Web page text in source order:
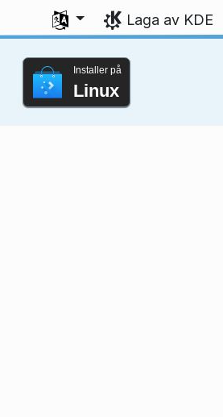
Vel språk
Laga av KDE
Installer på
Linux